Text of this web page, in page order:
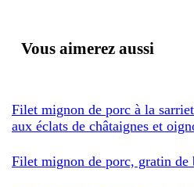
Vous aimerez aussi
Filet mignon de porc à la
aux éclats de châtaignes et
Filet mignon de porc, gratin de